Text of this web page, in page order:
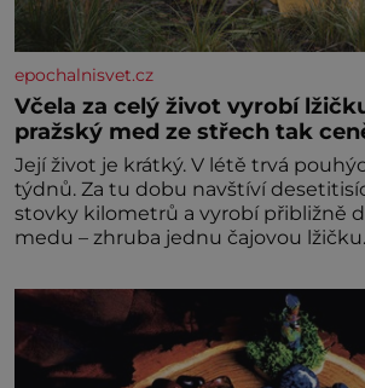
epochalnisvet.cz
Včela za celý život vyrobí
pražský med ze střech tak
Její život je krátký. V létě trvá
týdnů. Za tu dobu navštíví
stovky kilometrů a vyrobí přibližně
medu – zhruba jednu čajovou
dalšími desítkami tisíc příslušnic
vznikne jeden z nejdokonalejších